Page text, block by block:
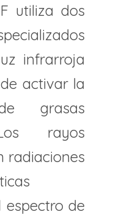
utiliza dos
infrarroja
activar la
grasas
rayos
radiaciones
espectro de